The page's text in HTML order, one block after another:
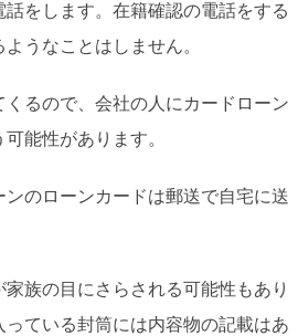
をします。在籍確認の電話をする
うなことはしません。
くるので、会社の人にカードローン
能性があります。
ンのローンカードは郵送で自宅に送
族の目にさらされる可能性もあり
っている封筒には内容物の記載はあ